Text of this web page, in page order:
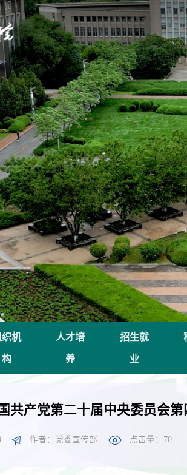
机
构
人才培
养
招生就
业
共产党第二十届中央委员会
作者：党委宣传部 点击量： 70